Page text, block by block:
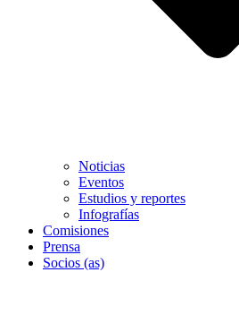
Noticias
Eventos
Estudios y reportes
Infografías
Comisiones
Prensa
Socios (as)